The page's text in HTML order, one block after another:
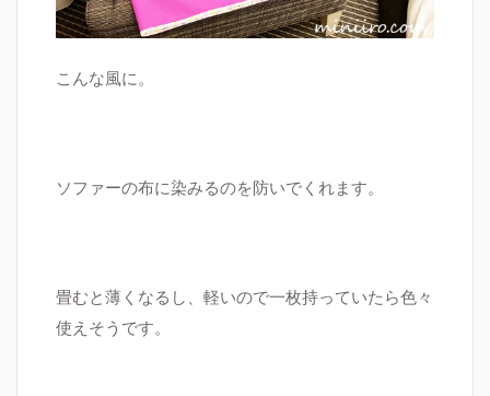
こんな風に。
ソファーの布に染みるのを防いでくれます。
畳むと薄くなるし、軽いので一枚持っていたら色々
使えそうです。